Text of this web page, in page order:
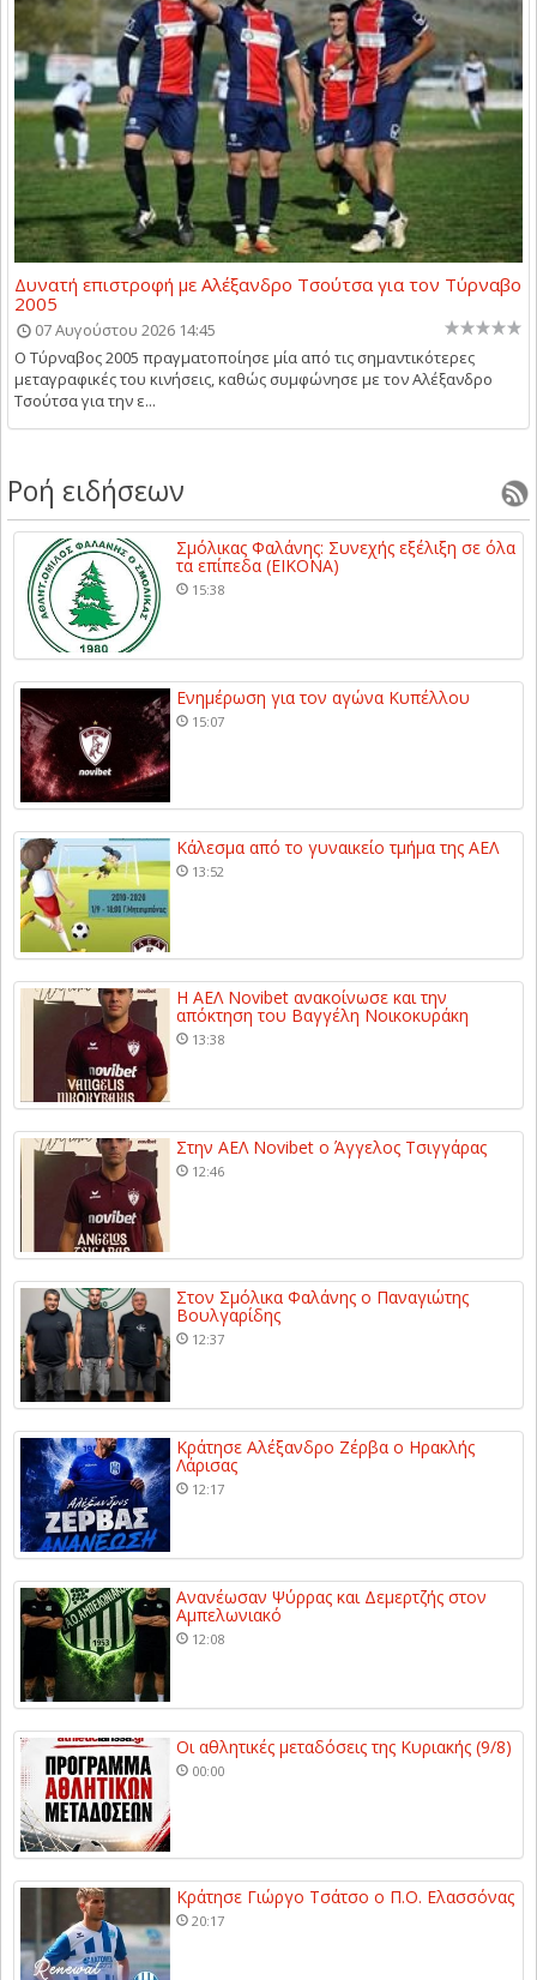
Δυνατή επιστροφή με Αλέξανδρο Τσούτσα για τον Τύρναβο
2005
07 Αυγούστου 2026 14:45
Ο Τύρναβος 2005 πραγματοποίησε μία από τις σημαντικότερες
μεταγραφικές του κινήσεις, καθώς συμφώνησε με τον Αλέξανδρο
Τσούτσα για την ε...
Ροή ειδήσεων
Σμόλικας Φαλάνης: Συνεχής εξέλιξη σε όλα
τα επίπεδα (ΕΙΚΟΝΑ)
15:38
Ενημέρωση για τον αγώνα Κυπέλλου
15:07
Κάλεσμα από το γυναικείο τμήμα της ΑΕΛ
13:52
Η ΑΕΛ Novibet ανακοίνωσε και την
απόκτηση του Βαγγέλη Νοικοκυράκη
13:38
Στην ΑΕΛ Novibet ο Άγγελος Τσιγγάρας
12:46
Στον Σμόλικα Φαλάνης ο Παναγιώτης
Βουλγαρίδης
12:37
Κράτησε Αλέξανδρο Ζέρβα ο Ηρακλής
Λάρισας
12:17
Ανανέωσαν Ψύρρας και Δεμερτζής στον
Αμπελωνιακό
12:08
Οι αθλητικές μεταδόσεις της Κυριακής (9/8)
00:00
Κράτησε Γιώργο Τσάτσο ο Π.Ο. Ελασσόνας
20:17